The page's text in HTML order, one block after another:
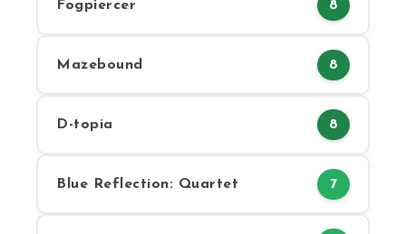
Fogpiercer 8
Mazebound 8
D-topia 8
Blue Reflection: Quartet 7